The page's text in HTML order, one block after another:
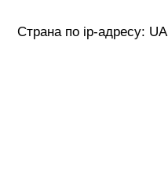
Страна по ip-адресу: UA